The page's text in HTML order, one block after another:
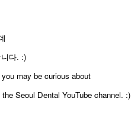
다. :)
may be curious about
Seoul Dental YouTube channel. :)